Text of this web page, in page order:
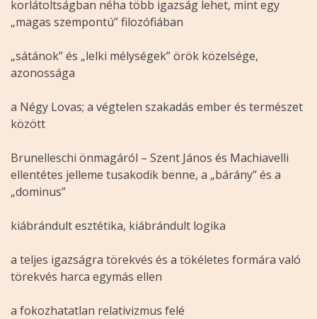
korlátoltságban néha több igazság lehet, mint egy
„magas szempontú” filozófiában
„sátánok” és „lelki mélységek” örök közelsége,
azonossága
a Négy Lovas; a végtelen szakadás ember és természet
között
Brunelleschi önmagáról – Szent János és Machiavelli
ellentétes jelleme tusakodik benne, a „bárány” és a
„dominus”
kiábrándult esztétika, kiábrándult logika
a teljes igazságra törekvés és a tökéletes formára való
törekvés harca egymás ellen
a fokozhatatlan relativizmus felé